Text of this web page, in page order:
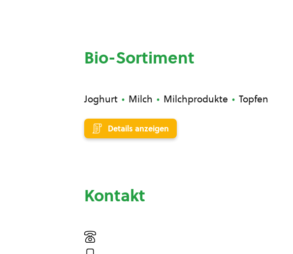
Bio-Sortiment
Joghurt Milch Milchprodukte Topfen
Details anzeigen
Kontakt